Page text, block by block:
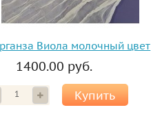
Виола молочный цвет
1400.00 руб.
Купить